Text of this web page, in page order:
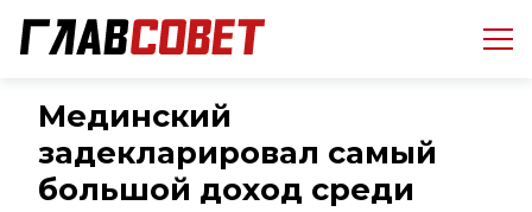
Мединский
задекларировал самый
большой доход среди